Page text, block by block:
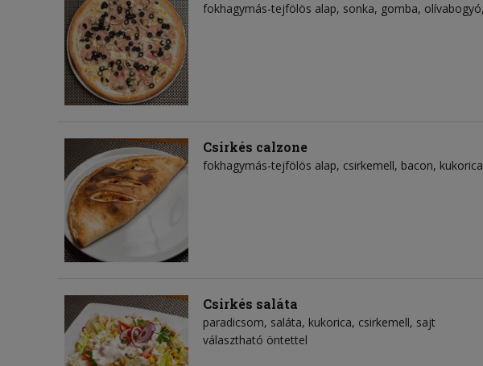
fokhagymás-tejfölös alap sonka gomba olívabogyó
Csirkés calzone
fokhagymás-tejfölös alap csirkemell bacon kukorica
Csirkés saláta
paradicsom saláta kukorica csirkemell sajt
választható öntettel